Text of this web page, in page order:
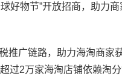
好物节”开放招商，助力商
推广链路，助力海淘商家
过2万家海淘店铺依赖淘